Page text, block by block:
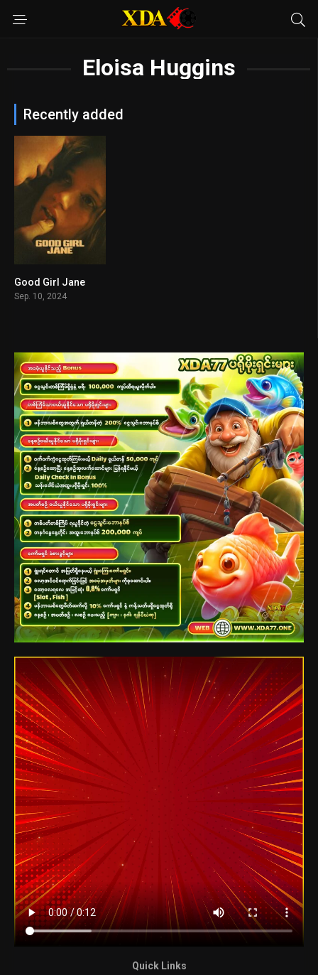
Eloisa Huggins
Recently added
Good Girl Jane
Sep. 10, 2024
Quick Links